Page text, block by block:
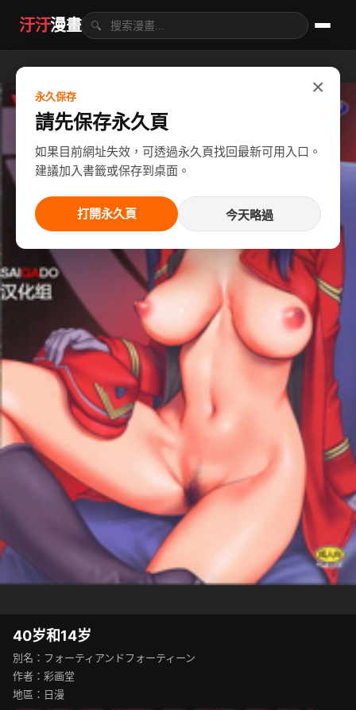
汙汙漫畫 🔍
×
永久保存
請先保存永久頁
如果目前網址失效，可透過永久頁找回最新可用入口。
建議加入書籤或保存到桌面。
打開永久頁 今天略過
40岁和14岁
別名：フォーティアンドフォーティーン
作者：彩画堂
地區：日漫